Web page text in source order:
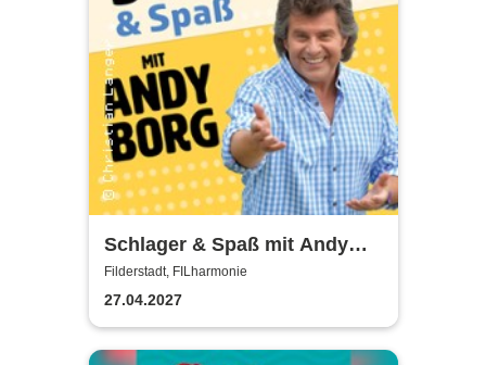
Schlager & Spaß mit Andy
Borg und Gästen
Filderstadt, FILharmonie
27.04.2027